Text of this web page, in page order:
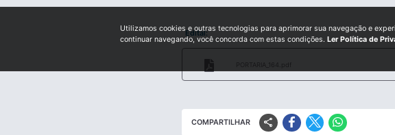
Edital:
PORTARIA_164.pdf
COMPARTILHAR share
Utilizamos cookies e outras tecnologias para aprimorar sua navegação e
continuar navegando, você concorda com estas condições. Ler Política de